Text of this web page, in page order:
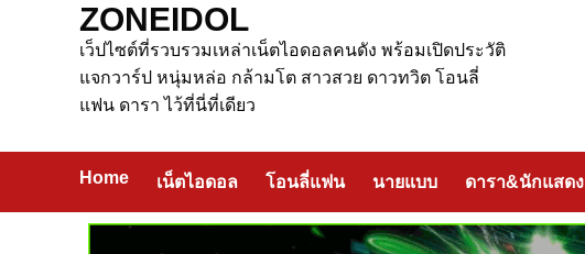
ZONEIDOL
เว็ปไซต์ที่รวบรวมเหล่าเน็ตไอดอลคนดัง พร้อมเปิดประวัติ
แจกวาร์ป หนุ่มหล่อ กล้ามโต สาวสวย ดาวทวิต โอนลี่
แฟน ดารา ไว้ที่นี่ที่เดียว
Home เน็ตไอดอล โอนลี่แฟน นายแบบ ดารา&นักแสดง